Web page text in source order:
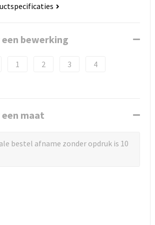
bewerking
1 2 3
4
maat
bestel afname zonder opdruk is 10